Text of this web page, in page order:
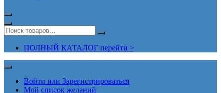
ПОЛНЫЙ КАТАЛОГ перейти >
Войти или Зарегистрироваться
Мой список желаний